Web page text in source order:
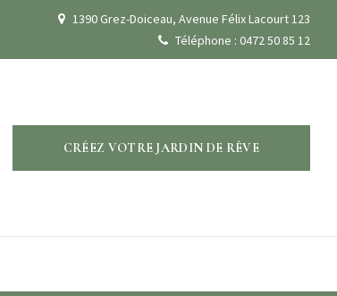
1390 Grez-Doiceau, Avenue Félix Lacourt 123
Téléphone : 0472 50 85 12
CRÉEZ VOTRE JARDIN DE RÊVE